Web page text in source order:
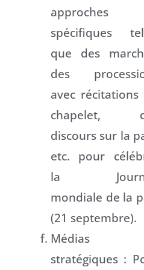
approches
spécifiques
que des
des
avec récitations
chapelet,
discours sur la
etc. pour
la
mondiale de la
(21 septembre).
Médias
stratégiques :